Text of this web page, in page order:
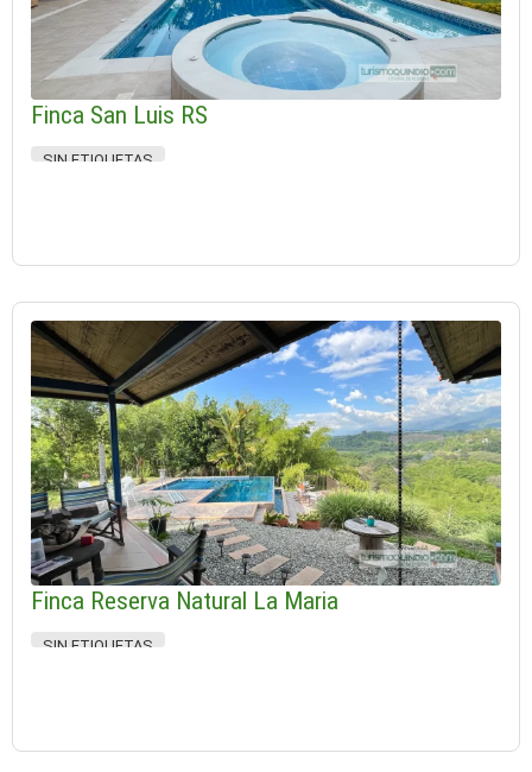
Finca San Luis RS
SIN ETIQUETAS
Finca Reserva Natural La Maria
SIN ETIQUETAS